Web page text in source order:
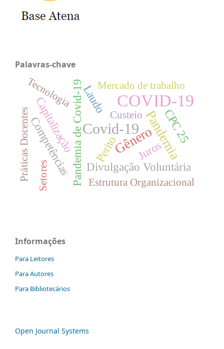
Palavras-chave
COVID-19
Covid-19
GêneroPandemia
Pandemia de Covid-19
Capitalização
Divulgação Voluntária
Juros
Laudo
Perito
Competências CPC 25
Estrutura Organizacional
Custeio
Tecnologia Mercado de trabalho
Setores
Práticas Docentes
Informações
Para Leitores
Para Autores
Para Bibliotecários
Open Journal Systems